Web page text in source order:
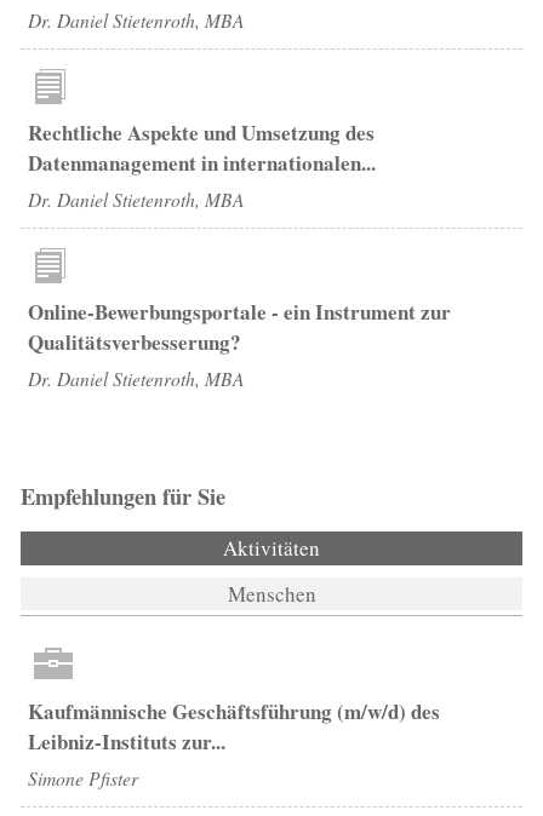
Dr. Daniel Stietenroth, MBA
Rechtliche Aspekte und Umsetzung des
Datenmanagement in internationalen...
Dr. Daniel Stietenroth, MBA
Online-Bewerbungsportale - ein Instrument zur
Qualitätsverbesserung?
Dr. Daniel Stietenroth, MBA
Empfehlungen für Sie
Aktivitäten
Menschen
Kaufmännische Geschäftsführung (m/w/d) des
Leibniz-Instituts zur...
Simone Pfister